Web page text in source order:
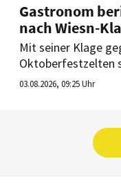
Gastronom
nach Wiesn-
Mit seiner Klage
Oktoberfestzelten
berichtet er von
03.08.2026, 09:25 Uhr